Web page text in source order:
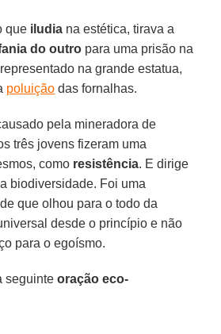
que iludia na estética, tirava a
do outro para uma prisão na
na grande estatua,
poluição das fornalhas.
pela mineradora de
três jovens fizeram uma
como resistência. E dirige
biodiversidade. Foi uma
que olhou para o todo da
desde o princípio e não
para o egoísmo.
seguinteoração eco-